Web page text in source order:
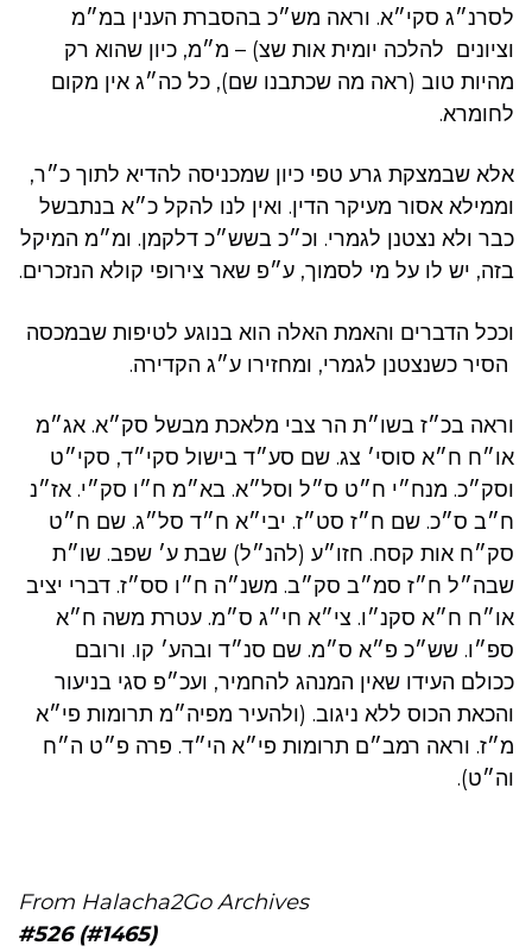
לסרנ״ג סקי״א. וראה מש״כ בהסברת הענין במ״מ
וציונים להלכה יומית אות שצ) – מ״מ, כיון שהוא רק
מהיות טוב (ראה מה שכתבנו שם), כל כה״ג אין מקום
לחומרא.
אלא שבמצקת גרע טפי כיון שמכניסה להדיא לתוך כ״ר,
וממילא אסור מעיקר הדין. ואין לנו להקל כ״א בנתבשל
כבר ולא נצטנן לגמרי. וכ״כ בשש״כ דלקמן. ומ״מ המיקל
בזה, יש לו על מי לסמוך, ע״פ שאר צירופי קולא הנזכרים.
וככל הדברים והאמת האלה הוא בנוגע לטיפות שבמכסה
הסיר כשנצטנן לגמרי, ומחזירו ע״ג הקדירה.
וראה בכ״ז בשו״ת הר צבי מלאכת מבשל סק״א. אג״מ
או״ח ח״א סוסי׳ צג. שם סע״ד בישול סקי״ד, סקי״ט
וסק״כ. מנח״י ח״ט ס״ל וסל״א. בא״מ ח״ו סק״י. אז״נ
ח״ב ס״כ. שם ח״ז סט״ז. יבי״א ח״ד סל״ג. שם ח״ט
סק״ח אות קסח. חזו״ע (להנ״ל) שבת ע׳ שפב. שו״ת
שבה״ל ח״ז סמ״ב סק״ב. משנ״ה ח״ו סס״ז. דברי יציב
או״ח ח״א סקנ״ו. צי״א חי״ג ס״מ. עטרת משה ח״א
ספ״ו. שש״כ פ״א ס״מ. שם סנ״ד ובהע׳ קו. ורובם
ככולם העידו שאין המנהג להחמיר, ועכ״פ סגי בניעור
והכאת הכוס ללא ניגוב. (ולהעיר מפיה״מ תרומות פי״א
מ״ז. וראה רמב״ם תרומות פי״א הי״ד. פרה פ״ט ה״ח
וה״ט).
From Halacha2Go Archives
#526 (#1465)